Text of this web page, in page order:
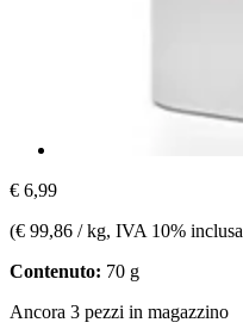
€ 6,99
(€ 99,86 / kg, IVA 10% inclusa
Contenuto: 70 g
Ancora 3 pezzi in magazzino